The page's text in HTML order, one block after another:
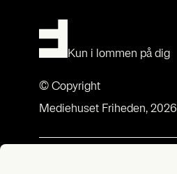
Kun i lommen på dig
Mediehuset Friheden, 2026
© Copyright